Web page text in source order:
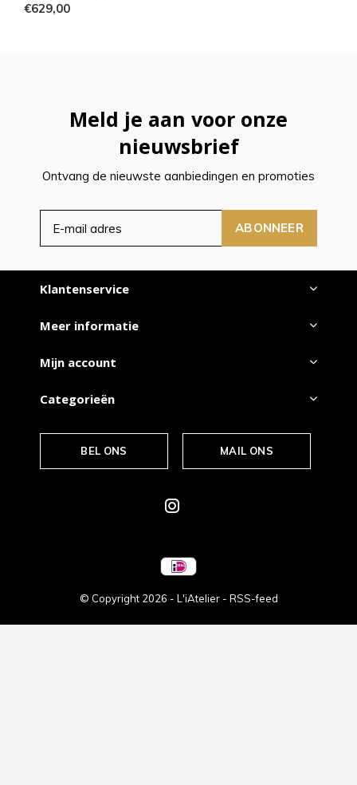
€629,00
Meld je aan voor onze
nieuwsbrief
Ontvang de nieuwste aanbiedingen en promoties
ABONNEER
Klantenservice
Meer informatie
Mijn account
Categorieën
BEL ONS MAIL ONS
© Copyright 2026 - L'iAtelier - RSS-feed